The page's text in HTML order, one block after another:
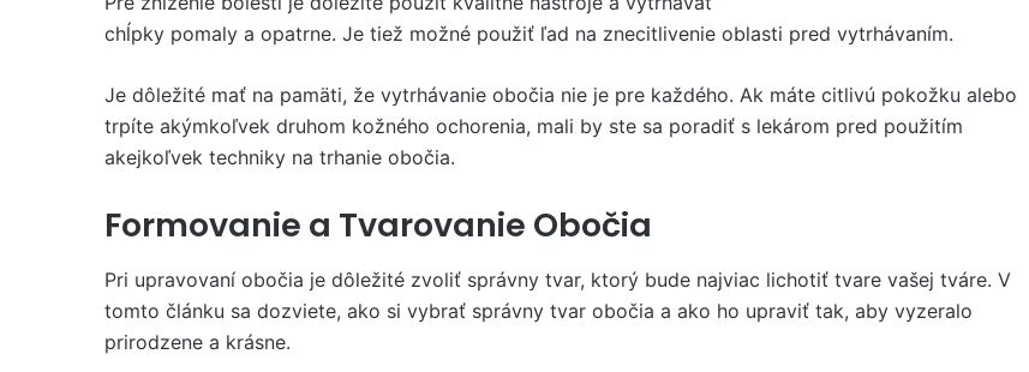
chĺpky pomaly a opatrne. Je tiež možné použiť ľad na znecitlivenie oblasti pred vytrhávaním.
Je dôležité mať na pamäti, že vytrhávanie obočia nie je pre každého. Ak máte citlivú pokožku alebo
trpíte akýmkoľvek druhom kožného ochorenia, mali by ste sa poradiť s lekárom pred použitím
akejkoľvek techniky na trhanie obočia.
Formovanie a Tvarovanie Obočia
Pri upravovaní obočia je dôležité zvoliť správny tvar, ktorý bude najviac lichotiť tvare vašej tváre. V
tomto článku sa dozviete, ako si vybrať správny tvar obočia a ako ho upraviť tak, aby vyzeralo
prirodzene a krásne.